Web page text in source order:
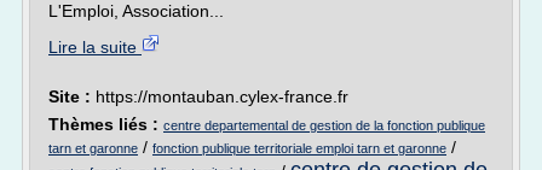
L'Emploi, Association...
Lire la suite
Site : https://montauban.cylex-france.fr
Thèmes liés : centre departemental de gestion de la fonction publique
tarn et garonne / fonction publique territoriale emploi tarn et garonne /